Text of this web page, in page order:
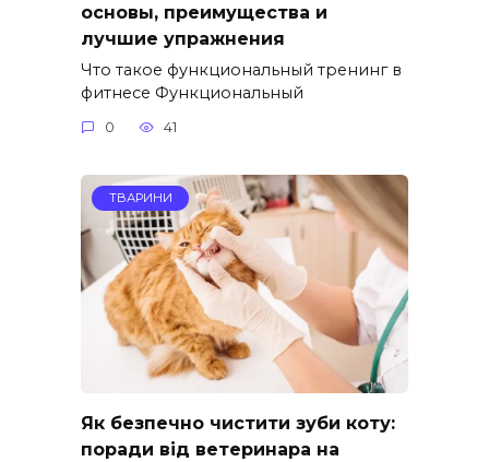
основы, преимущества и
лучшие упражнения
Что такое функциональный тренинг в
фитнесе Функциональный
0 41
ТВАРИНИ
Як безпечно чистити зуби коту:
поради від ветеринара на